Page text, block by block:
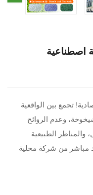
اصطناعية
تجمع بين الواقعية
وعدم الروائح
والمناظر الطبيعية
مباشر من شركة محلية